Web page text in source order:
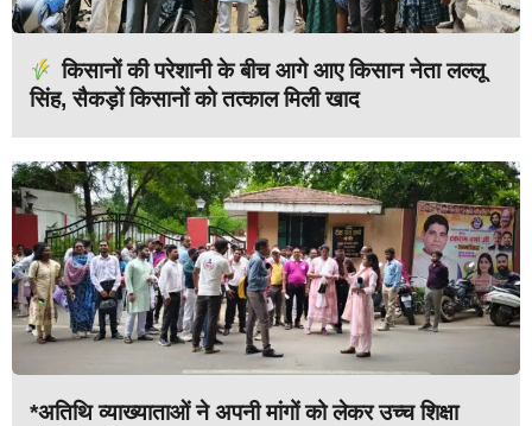
किसानों की परेशानी के बीच आगे आए किसान नेता लल्लू
सिंह, सैकड़ों किसानों को तत्काल मिली खाद
*अतिथि व्याख्याताओं ने अपनी मांगों को लेकर उच्च शिक्षा